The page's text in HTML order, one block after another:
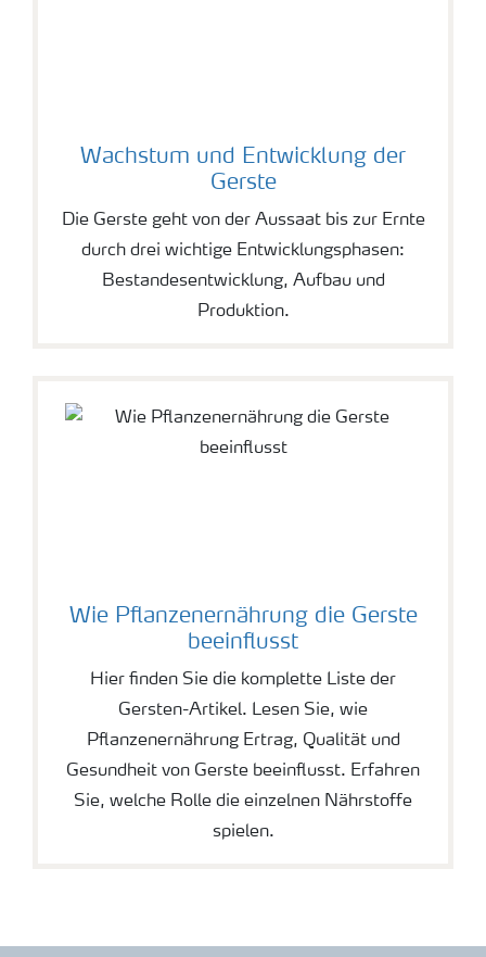
Wachstum und Entwicklung der
Gerste
Die Gerste geht von der Aussaat bis zur Ernte
durch drei wichtige Entwicklungsphasen:
Bestandesentwicklung, Aufbau und
Produktion.
Wie Pflanzenernährung die Gerste
beeinflusst
Hier finden Sie die komplette Liste der
Gersten-Artikel. Lesen Sie, wie
Pflanzenernährung Ertrag, Qualität und
Gesundheit von Gerste beeinflusst. Erfahren
Sie, welche Rolle die einzelnen Nährstoffe
spielen.